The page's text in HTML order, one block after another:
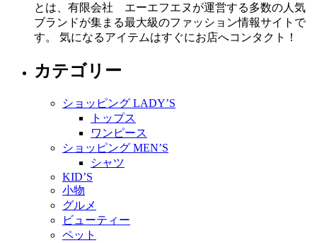
とは、有限会社 エーエフエヌが運営する多数の人気
ブランドが集まる最大級のファッション情報サイトで
す。 気になるアイテムはすぐにお店へコンタクト！
カテゴリー
ショッピング LADY’S
トップス
ワンピース
ショッピング MEN’S
シャツ
KID’S
小物
グルメ
ビューティー
ペット